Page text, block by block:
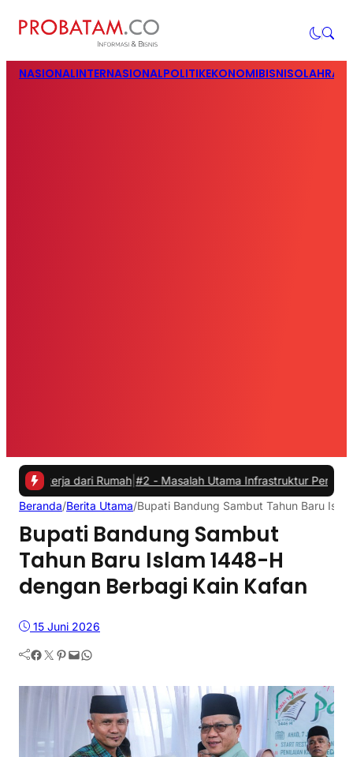
NASIONALINTERNASIONALPOLITIKEKONOMIBISNIS
dari Rumah|#2 -Masalah Utama Infrastruktur Pengisian Daya
Beranda/Berita Utama/Bupati Bandung Sambut Tahun Baru
Bupati Bandung Sambut
Tahun Baru Islam 1448-H
dengan Berbagi Kain Kafan
15 Juni 2026
Facebook Twitter Pinterest Mail WhatsApp